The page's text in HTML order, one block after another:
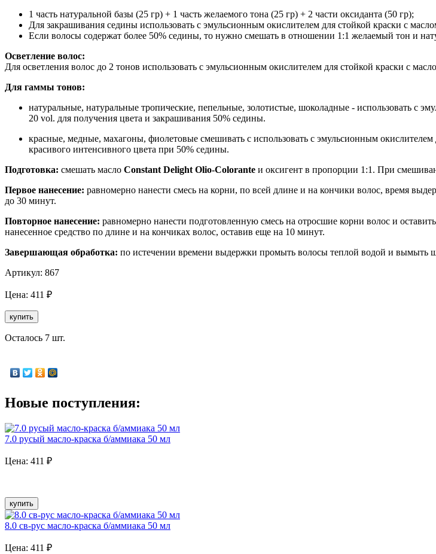
1 часть натуральной базы (25 гр) + 1 часть желаемого тона (25 гр) + 2 части оксиданта (50 гр);
Для закрашивания седины использовать с эмульсионным окислителем для стойкой краски с
Если волосы содержат более 50% седины, то нужно смешать в отношении 1:1 желаемый тон и
Осветление волос:
Для осветления волос до 2 тонов использовать с эмульсионным окислителем для стойкой краски с
Для гаммы тонов:
натуральные, натуральные тропические, пепельные, золотистые, шоколадные - использовать с
20 vol. для получения цвета и закрашивания 50% седины.
красные, медные, махагоны, фиолетовые смешивать с использовать с эмульсионным
красивого интенсивного цвета при 50% седины.
Подготовка: смешать масло Constant Delight Olio-Colorante и оксигент в пропорции 1:1. При
Первое нанесение: равномерно нанести смесь на корни, по всей длине и на кончики волос, время
до 30 минут.
Повторное нанесение: равномерно нанести подготовленную смесь на отросшие корни волос и
нанесенное средство по длине и на кончиках волос, оставив еще на 10 минут.
Завершающая обработка: по истечении времени выдержки промыть волосы теплой водой и вымыть
Артикул: 867
Цена: 411 ₽
купить
Осталось 7 шт.
Новые поступления:
7.0 русый масло-краска б/аммиака 50 мл
Цена: 411 ₽
купить
8.0 св-рус масло-краска б/аммиака 50 мл
Цена: 411 ₽